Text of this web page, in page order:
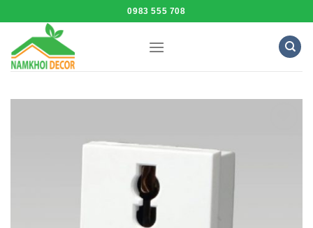
to
content
0983 555 708